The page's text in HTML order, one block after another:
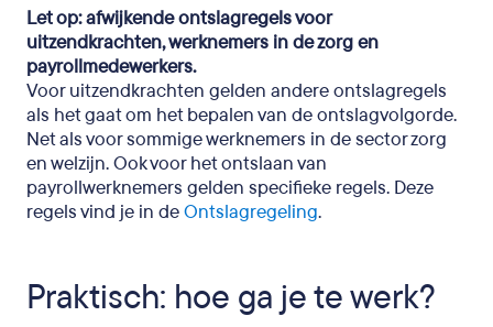
Let op: afwijkende ontslagregels voor
uitzendkrachten, werknemers in de zorg en
payrollmedewerkers.
Voor uitzendkrachten gelden andere ontslagregels
als het gaat om het bepalen van de ontslagvolgorde.
Net als voor sommige werknemers in de sector zorg
en welzijn. Ook voor het ontslaan van
payrollwerknemers gelden specifieke regels. Deze
regels vind je in deOntslagregeling.
Praktisch: hoe ga je te werk?